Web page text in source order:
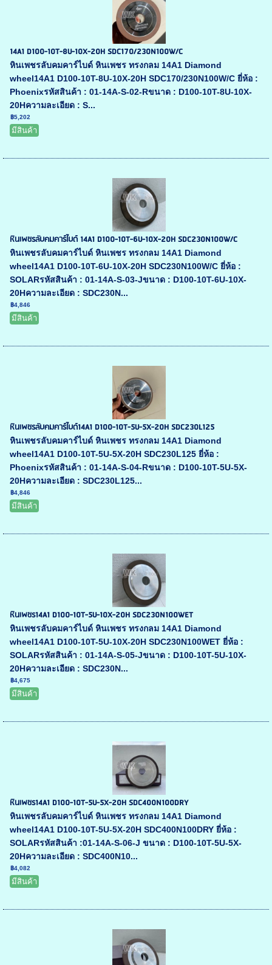
14A1 D100-10T-8U-10X-20H SDC170/230N100W/C
หินเพชรลับคมคาร์ไบด์ หินเพชร ทรงกลม 14A1 Diamond
wheel14A1 D100-10T-8U-10X-20H SDC170/230N100W/C ยี่ห้อ :
Phoenixรหัสสินค้า : 01-14A-S-02-Rขนาด : D100-10T-8U-10X-
20Hความละเอียด : S...
฿5,202
มีสินค้า
หินเพชรลับคมคาร์ไบด์ 14A1 D100-10T-6U-10X-20H SDC230N100W/C
หินเพชรลับคมคาร์ไบด์ หินเพชร ทรงกลม 14A1 Diamond
wheel14A1 D100-10T-6U-10X-20H SDC230N100W/C ยี่ห้อ :
SOLARรหัสสินค้า : 01-14A-S-03-Jขนาด : D100-10T-6U-10X-
20Hความละเอียด : SDC230N...
฿4,846
มีสินค้า
หินเพชรลับคมคาร์ไบด์14A1 D100-10T-5U-5X-20H SDC230L125
หินเพชรลับคมคาร์ไบด์ หินเพชร ทรงกลม 14A1 Diamond
wheel14A1 D100-10T-5U-5X-20H SDC230L125 ยี่ห้อ :
Phoenixรหัสสินค้า : 01-14A-S-04-Rขนาด : D100-10T-5U-5X-
20Hความละเอียด : SDC230L125...
฿4,846
มีสินค้า
หินเพชร14A1 D100-10T-5U-10X-20H SDC230N100WET
หินเพชรลับคมคาร์ไบด์ หินเพชร ทรงกลม 14A1 Diamond
wheel14A1 D100-10T-5U-10X-20H SDC230N100WET ยี่ห้อ :
SOLARรหัสสินค้า : 01-14A-S-05-Jขนาด : D100-10T-5U-10X-
20Hความละเอียด : SDC230N...
฿4,675
มีสินค้า
หินเพชร14A1 D100-10T-5U-5X-20H SDC400N100DRY
หินเพชรลับคมคาร์ไบด์ หินเพชร ทรงกลม 14A1 Diamond
wheel14A1 D100-10T-5U-5X-20H SDC400N100DRY ยี่ห้อ :
SOLARรหัสสินค้า :01-14A-S-06-J ขนาด : D100-10T-5U-5X-
20Hความละเอียด : SDC400N10...
฿4,082
มีสินค้า